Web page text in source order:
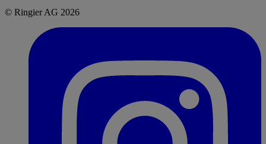
© Ringier AG 2026